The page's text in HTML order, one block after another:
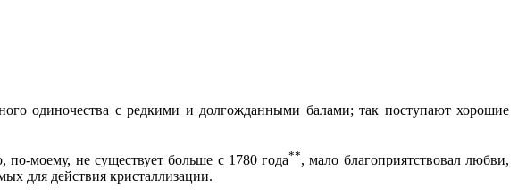
одиночества с редкими и долгожданными балами; так поступают хорошие
по-моему, не существует больше с 1780 года**, мало благоприятствовал любви,
для действия кристаллизации.